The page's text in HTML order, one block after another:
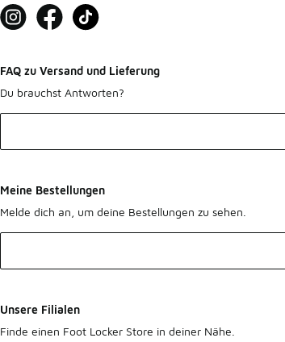
FAQ zu Versand und Lieferung
Du brauchst Antworten?
Meine Bestellungen
Melde dich an, um deine Bestellungen zu sehen.
Unsere Filialen
Finde einen Foot Locker Store in deiner Nähe.